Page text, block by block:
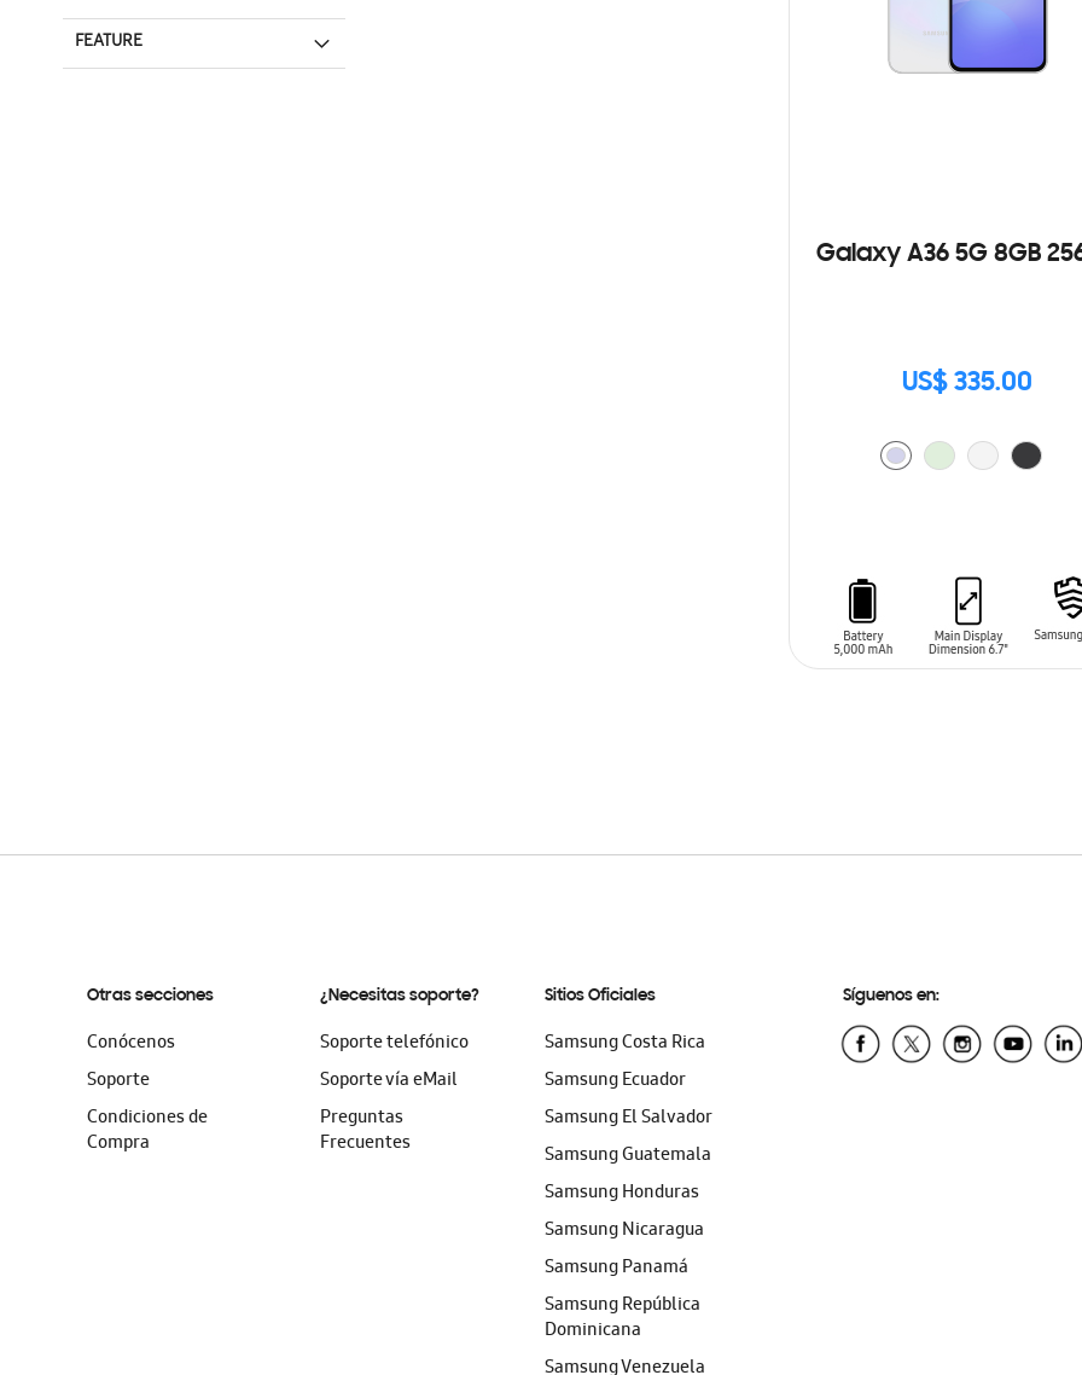
Galaxy A36 5G 8GB
US$ 335.00
FEATURE
Otras secciones
Conócenos
Soporte
Condiciones de
Compra
¿Necesitas soporte?
Soporte telefónico
Soporte vía eMail
Preguntas
Frecuentes
Sitios Oficiales
Samsung Costa Rica
Samsung Ecuador
Samsung El Salvador
Samsung Guatemala
Samsung Honduras
Samsung Nicaragua
Samsung Panamá
Samsung República
Dominicana
Samsung Venezuela
Síguenos en: